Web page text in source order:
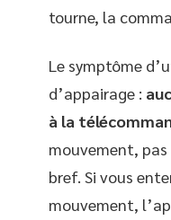
tourne, la
Le symptôme
d’appairage :
à la
mouvement,
bref. Si vous
mouvement,